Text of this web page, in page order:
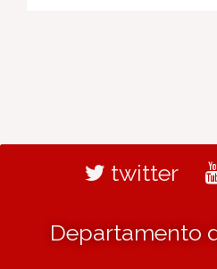
twitter
Departamento